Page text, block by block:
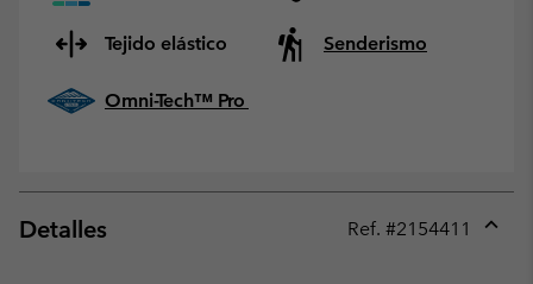
Tejido elástico Senderismo
Omni-Tech™ Pro
Detalles Ref. #2154411